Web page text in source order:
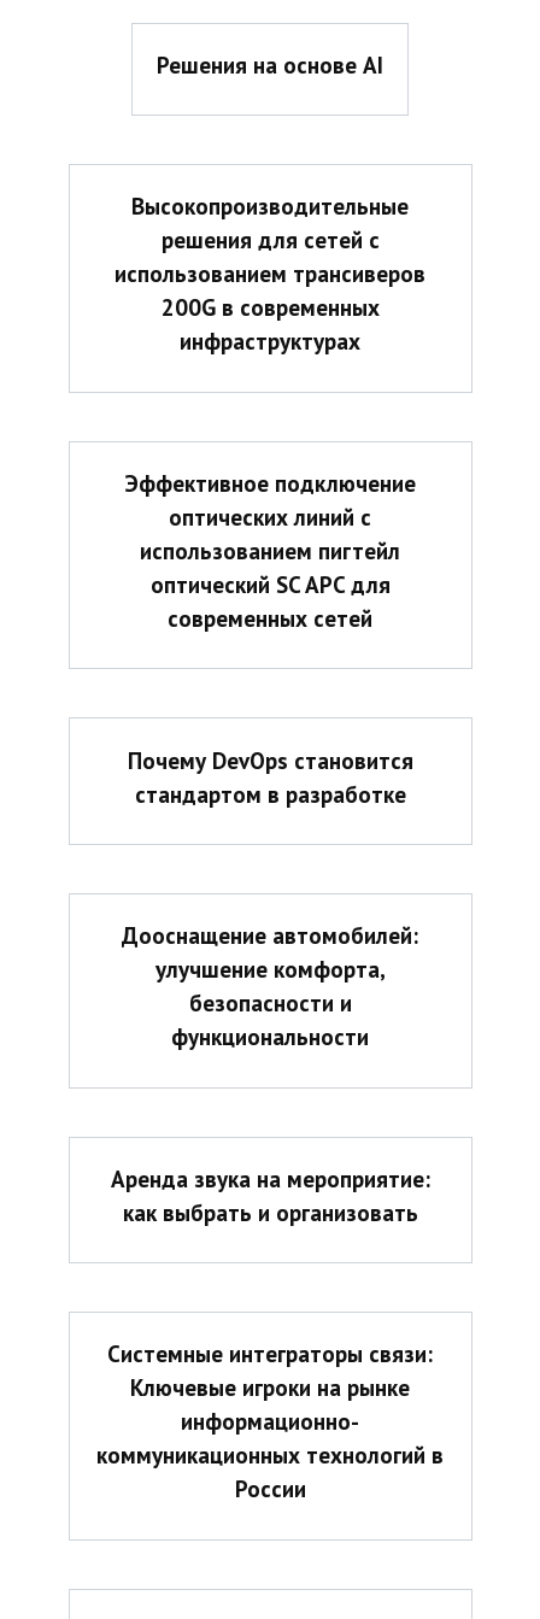
Решения на основе AI
Высокопроизводительные
решения для сетей с
использованием трансиверов
200G в современных
инфраструктурах
Эффективное подключение
оптических линий с
использованием пигтейл
оптический SC APC для
современных сетей
Почему DevOps становится
стандартом в разработке
Дооснащение автомобилей:
улучшение комфорта,
безопасности и
функциональности
Аренда звука на мероприятие:
как выбрать и организовать
Системные интеграторы связи:
Ключевые игроки на рынке
информационно-
коммуникационных технологий в
России